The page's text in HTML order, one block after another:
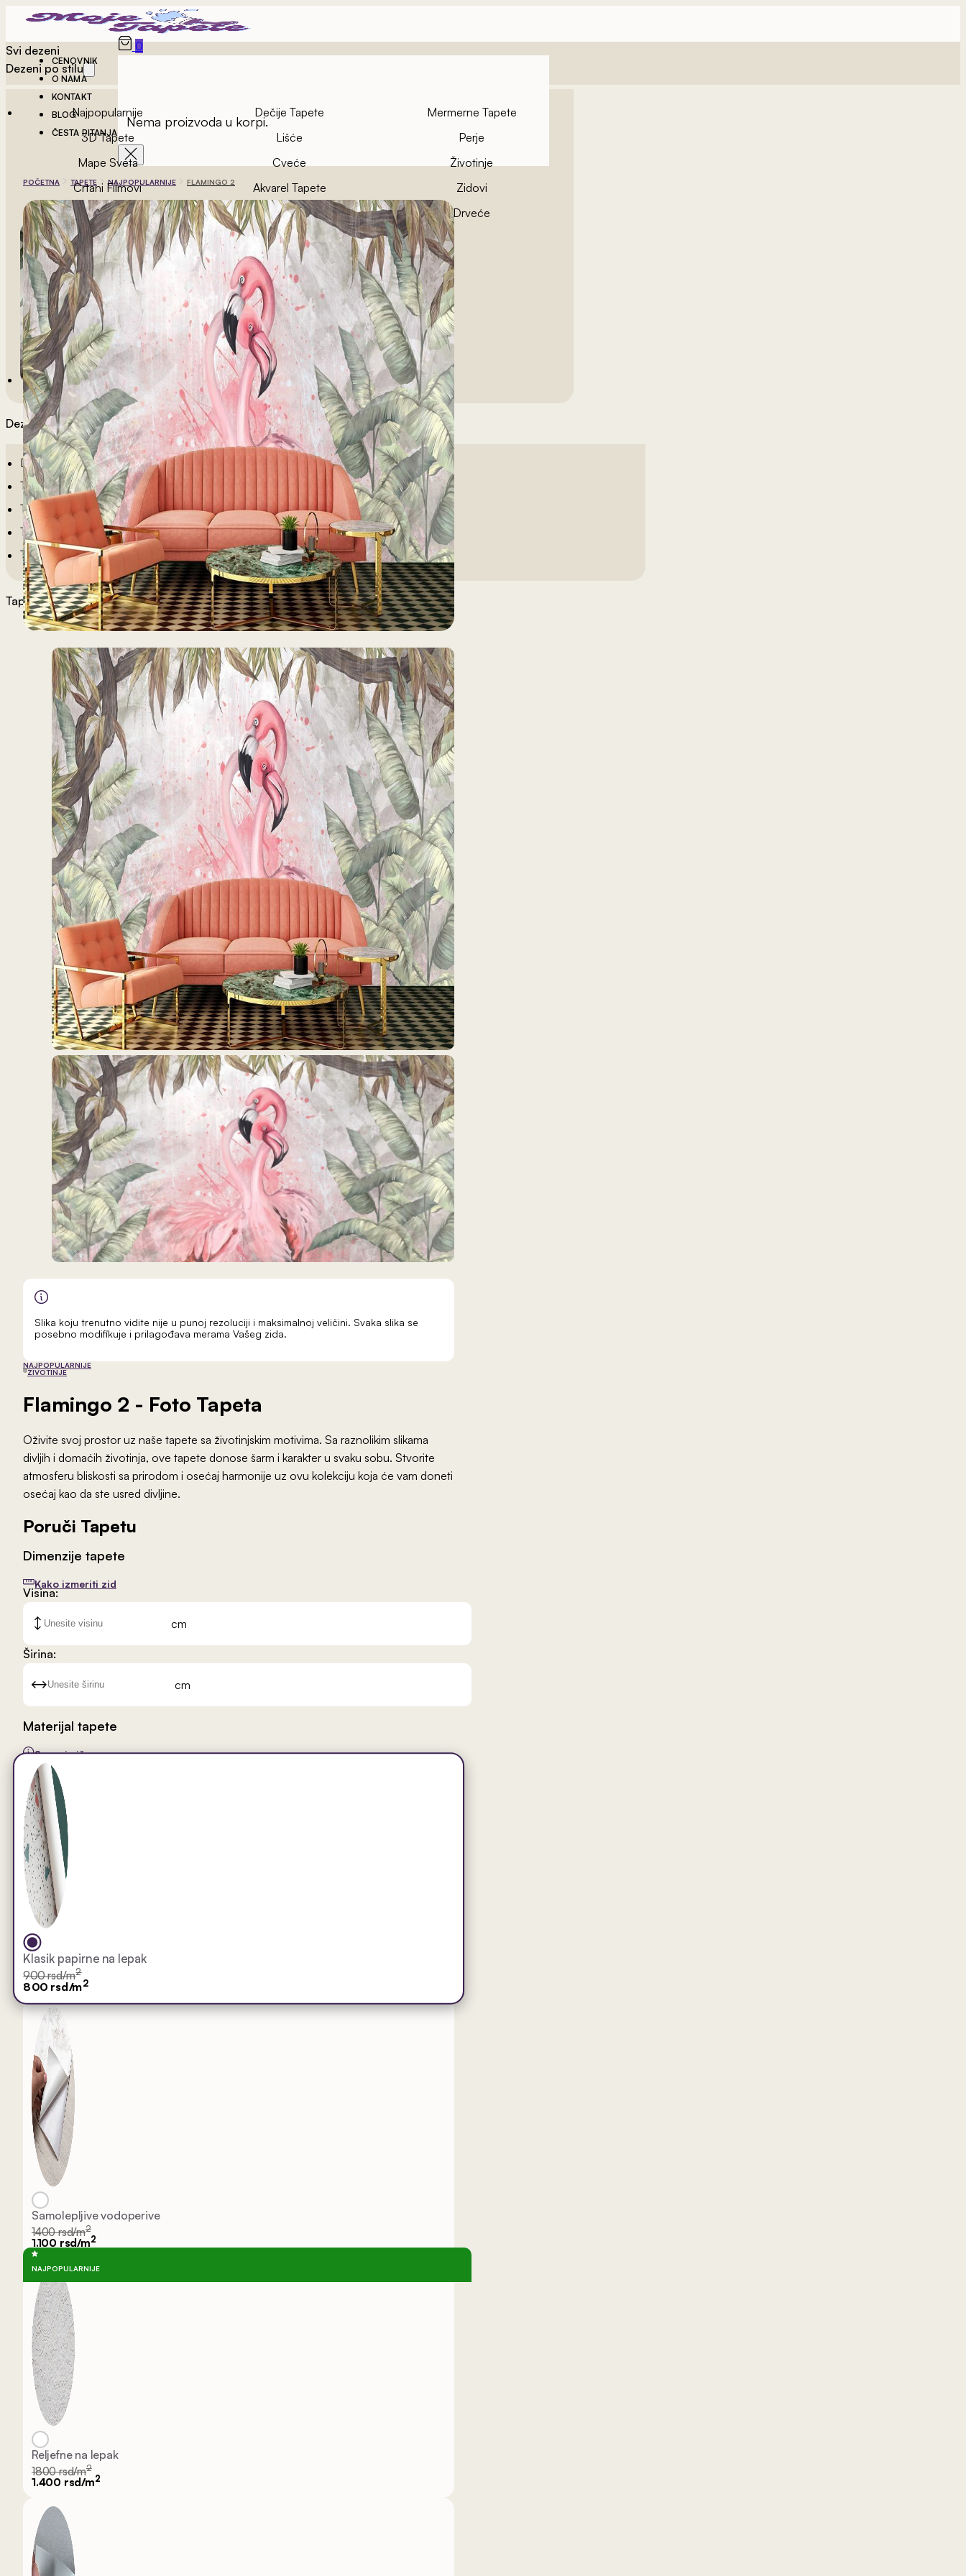
CENOVNIK
O NAMA
KONTAKT
BLOG
ČESTA PITANJA
0
Nema proizvoda u korpi.
Svi dezeni
Dezeni po stilu
Najpopularnije Dečije Tapete
Mermerne Tapete
3D Tapete
Lišće
Perje
Mape Sveta
Cveće
Životinje
Crtani Filmovi
Akvarel Tapete
Zidovi
Vintage Tapete
Geometrijske Tapete Drveće
Dezeni po sobama
Dečije Tapete
Tapete Spavaća Soba
Tapete Dnevna Soba
Tapete Za Kupatilo
Tapete Za Kuhinju
Tapete po željiMaterijali tapeta
POČETNA TAPETE NAJPOPULARNIJE FLAMINGO 2
Slika koju trenutno vidite nije u punoj rezoluciji i maksimalnoj veličini. Svaka slika se
posebno modifikuje i prilagođava merama Vašeg zida.
NAJPOPULARNIJE
ŽIVOTINJE
Flamingo 2 - Foto Tapeta
Oživite svoj prostor uz naše tapete sa životinjskim motivima. Sa raznolikim slikama
divljih i domaćih životinja, ove tapete donose šarm i karakter u svaku sobu. Stvorite
atmosferu bliskosti sa prirodom i osećaj harmonije uz ovu kolekciju koja će vam doneti
osećaj kao da ste usred divljine.
Poruči Tapetu
Dimenzije tapete
Kako izmeriti zid
Visina:
cm
Širina:
cm
Materijal tapete
Saznaj više
Klasik papirne na lepak
900 rsd/m2
800 rsd/m2
Samolepljive vodoperive
1400 rsd/m2
1.100 rsd/m2
NAJPOPULARNIJE
Reljefne na lepak
1800 rsd/m2
1.400 rsd/m2